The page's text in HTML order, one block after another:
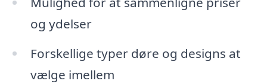
og ydelser
Forskellige typer døre og designs at
vælge imellem